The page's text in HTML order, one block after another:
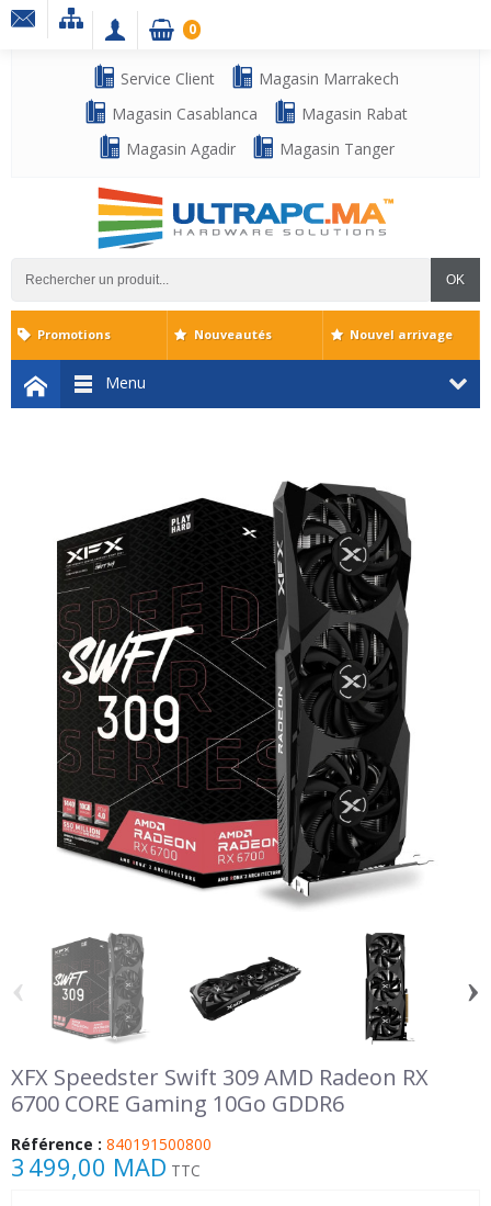
Service Client
Magasin Marrakech
Magasin Casablanca
Magasin Rabat
Magasin Agadir
Magasin Tanger
OK
0
Menu
Promotions Nouveautés Nouvel arrivage
‹ ›
XFX Speedster Swift 309 AMD Radeon RX
6700 CORE Gaming 10Go GDDR6
Référence : 840191500800
3 499,00 MAD TTC